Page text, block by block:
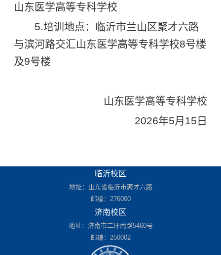
山东医学高等专科学校
5.培训地点：临沂市兰山区聚才六路
与滨河路交汇山东医学高等专科学校8号楼
及9号楼
山东医学高等专科学校
2026年5月15日
临沂校区
地址：山东省临沂市聚才六路
邮编：276000
济南校区
地址：济南市二环南路5460号
邮编：250002